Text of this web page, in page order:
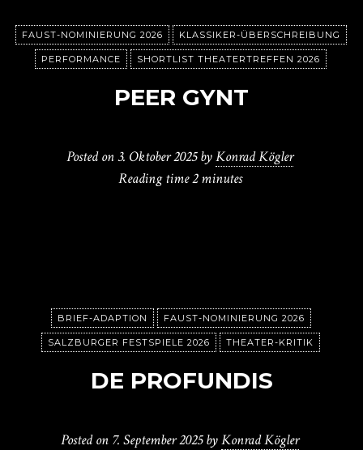
FAUST-NOMINIERUNG 2026 KLASSIKER-ÜBERSCHREIBUNG
PERFORMANCE SHORTLIST THEATERTREFFEN 2026
PEER GYNT
Posted on3. Oktober 2025 byKonrad Kögler
Reading time2 minutes
BRIEF-ADAPTION FAUST-NOMINIERUNG 2026
SALZBURGER FESTSPIELE 2026 THEATER-KRITIK
DE PROFUNDIS
Posted on 7. September 2025 byKonrad Kögler